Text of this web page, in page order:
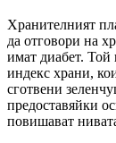
Хранителният
да отговори на
имат диабет.
индекс храни,
сготвени
предоставяйки
повишават